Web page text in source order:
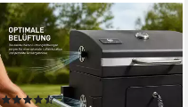
STRATTORE
Holzkohlegrill Grill BBQ
Grillwagen XL
höhenverstellbar mit Rädern
(23)